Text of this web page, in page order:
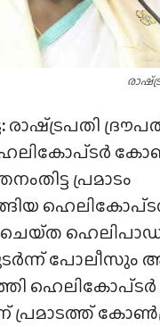
രാഷ്‍ട്രപതി
പ്രമാടം
ചെയ്‌ത
പോലീസും
ഹെലികോപ്‌ടർ